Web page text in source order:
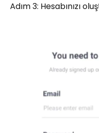
Adım 3: Hesabınızı